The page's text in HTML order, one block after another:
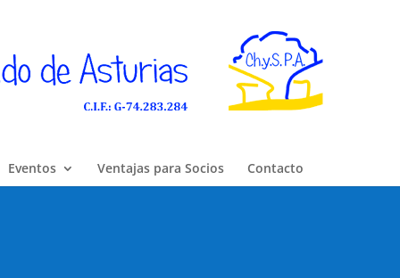
Eventos Ventajas para Socios Contacto